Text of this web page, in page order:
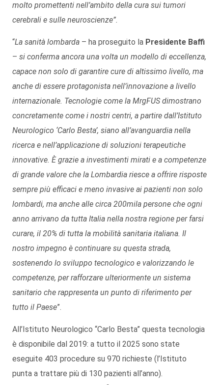
molto promettenti nell’ambito della cura sui tumori
cerebrali e sulle neuroscienze”.
“La sanità lombarda – ha proseguito la Presidente Baffi
– si conferma ancora una volta un modello di eccellenza,
capace non solo di garantire cure di altissimo livello, ma
anche di essere protagonista nell’innovazione a livello
internazionale. Tecnologie come la MrgFUS dimostrano
concretamente come i nostri centri, a partire dall’Istituto
Neurologico ‘Carlo Besta’, siano all’avanguardia nella
ricerca e nell’applicazione di soluzioni terapeutiche
innovative. È grazie a investimenti mirati e a competenze
di grande valore che la Lombardia riesce a offrire risposte
sempre più efficaci e meno invasive ai pazienti non solo
lombardi, ma anche alle circa 200mila persone che ogni
anno arrivano da tutta Italia nella nostra regione per farsi
curare, il 20% di tutta la mobilità sanitaria italiana. Il
nostro impegno è continuare su questa strada,
sostenendo lo sviluppo tecnologico e valorizzando le
competenze, per rafforzare ulteriormente un sistema
sanitario che rappresenta un punto di riferimento per
tutto il Paese”.
All’Istituto Neurologico “Carlo Besta” questa tecnologia
è disponibile dal 2019: a tutto il 2025 sono state
eseguite 403 procedure su 970 richieste (l’Istituto
punta a trattare più di 130 pazienti all’anno).